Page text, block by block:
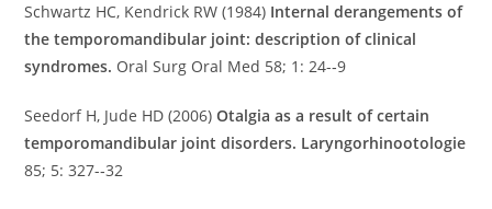
Schwartz HC, Kendrick RW (1984) Internal derangements of
the temporomandibular joint: description of clinical
syndromes. Oral Surg Oral Med 58; 1: 24-­‐9
Seedorf H, Jude HD (2006)Otalgia as a result of certain
temporomandibular joint disorders. Laryngorhinootologie
85; 5: 327-­‐32